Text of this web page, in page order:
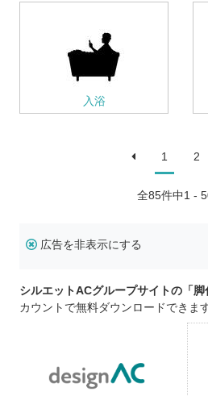
入浴
1 2
全85件中1 -
広告を非表示にする
シルエットACグループサイトの「
カウントで無料ダウンロードできます